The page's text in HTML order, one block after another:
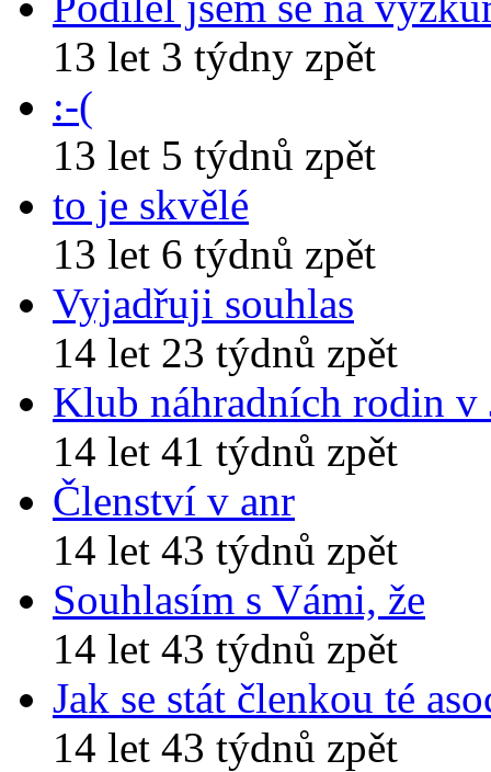
13 let 3 týdny zpět
:-(
13 let 5 týdnů zpět
to je skvělé
13 let 6 týdnů zpět
Vyjadřuji souhlas
14 let 23 týdnů zpět
Klub náhradních rodin v
14 let 41 týdnů zpět
Členství v anr
14 let 43 týdnů zpět
Souhlasím s Vámi, že
14 let 43 týdnů zpět
Jak se stát členkou té
14 let 43 týdnů zpět